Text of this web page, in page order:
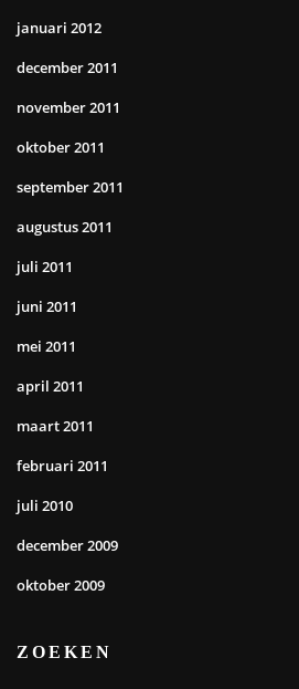
januari 2012
december 2011
november 2011
oktober 2011
september 2011
augustus 2011
juli 2011
juni 2011
mei 2011
april 2011
maart 2011
februari 2011
juli 2010
december 2009
oktober 2009
ZOEKEN